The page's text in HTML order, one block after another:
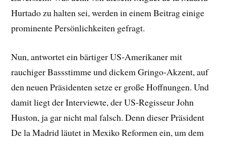
Hurtado zu halten sei, werden in einem Beitrag einige
prominente Persönlichkeiten gefragt.
Nun, antwortet ein bärtiger US-Amerikaner mit
rauchiger Bassstimme und dickem Gringo-Akzent, auf
den neuen Präsidenten setze er große Hoffnungen. Und
damit liegt der Interviewte, der US-Regisseur John
Huston, ja gar nicht mal falsch. Denn dieser Präsident
De la Madrid läutet in Mexiko Reformen ein, um dem